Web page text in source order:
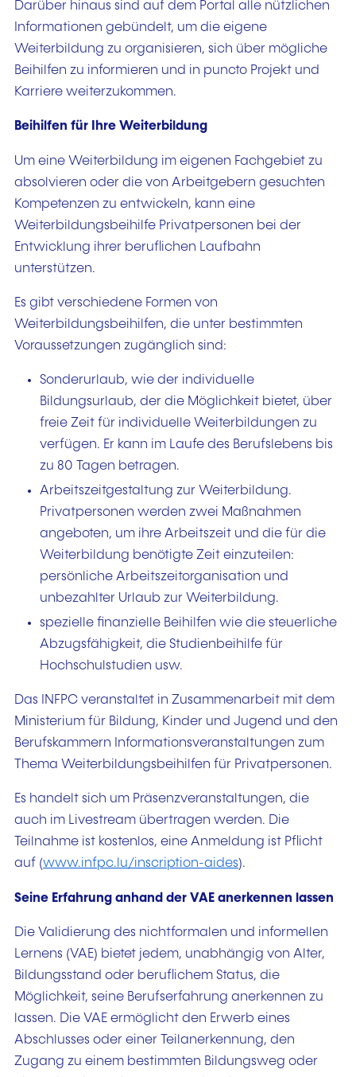
Darüber hinaus sind auf dem Portal alle nützlichen
Informationen gebündelt, um die eigene
Weiterbildung zu organisieren, sich über mögliche
Beihilfen zu informieren und in puncto Projekt und
Karriere weiterzukommen.
Beihilfen für Ihre Weiterbildung
Um eine Weiterbildung im eigenen Fachgebiet zu
absolvieren oder die von Arbeitgebern gesuchten
Kompetenzen zu entwickeln, kann eine
Weiterbildungsbeihilfe Privatpersonen bei der
Entwicklung ihrer beruflichen Laufbahn
unterstützen.
Es gibt verschiedene Formen von
Weiterbildungsbeihilfen, die unter bestimmten
Voraussetzungen zugänglich sind:
Sonderurlaub, wie der individuelle
Bildungsurlaub, der die Möglichkeit bietet, über
freie Zeit für individuelle Weiterbildungen zu
verfügen. Er kann im Laufe des Berufslebens bis
zu 80 Tagen betragen.
Arbeitszeitgestaltung zur Weiterbildung.
Privatpersonen werden zwei Maßnahmen
angeboten, um ihre Arbeitszeit und die für die
Weiterbildung benötigte Zeit einzuteilen:
persönliche Arbeitszeitorganisation und
unbezahlter Urlaub zur Weiterbildung.
spezielle finanzielle Beihilfen wie die steuerliche
Abzugsfähigkeit, die Studienbeihilfe für
Hochschulstudien usw.
Das INFPC veranstaltet in Zusammenarbeit mit dem
Ministerium für Bildung, Kinder und Jugend und den
Berufskammern Informationsveranstaltungen zum
Thema Weiterbildungsbeihilfen für Privatpersonen.
Es handelt sich um Präsenzveranstaltungen, die
auch im Livestream übertragen werden. Die
Teilnahme ist kostenlos, eine Anmeldung ist Pflicht
auf (www.infpc.lu/inscription-aides).
Seine Erfahrung anhand der VAE anerkennen lassen
Die Validierung des nichtformalen und informellen
Lernens (VAE) bietet jedem, unabhängig von Alter,
Bildungsstand oder beruflichem Status, die
Möglichkeit, seine Berufserfahrung anerkennen zu
lassen. Die VAE ermöglicht den Erwerb eines
Abschlusses oder einer Teilanerkennung, den
Zugang zu einem bestimmten Bildungsweg oder